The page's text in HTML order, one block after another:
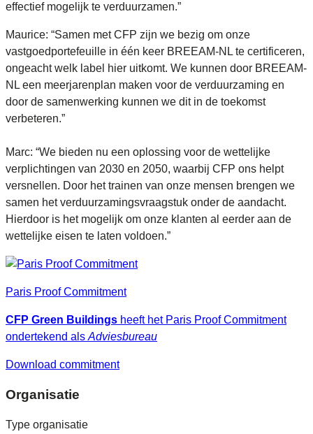
effectief mogelijk te verduurzamen.”
Maurice: “Samen met CFP zijn we bezig om onze
vastgoedportefeuille in één keer BREEAM-NL te certificeren,
ongeacht welk label hier uitkomt. We kunnen door BREEAM-
NL een meerjarenplan maken voor de verduurzaming en
door de samenwerking kunnen we dit in de toekomst
verbeteren.”
Marc: “We bieden nu een oplossing voor de wettelijke
verplichtingen van 2030 en 2050, waarbij CFP ons helpt
versnellen. Door het trainen van onze mensen brengen we
samen het verduurzamingsvraagstuk onder de aandacht.
Hierdoor is het mogelijk om onze klanten al eerder aan de
wettelijke eisen te laten voldoen.”
Paris Proof Commitment
CFP Green Buildings heeft het Paris Proof Commitment
ondertekend als Adviesbureau
Download commitment
Organisatie
Type organisatie